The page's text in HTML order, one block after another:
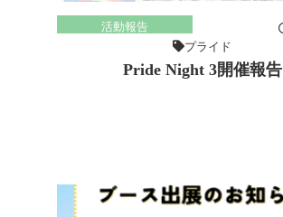
活動報告
プライド
Pride Night 3開催報告